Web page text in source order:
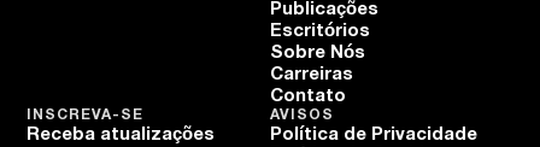
Publicações
Escritórios
Sobre Nós
Carreiras
Contato
AVISOS
Política de Privacidade
INSCREVA-SE
Receba atualizações